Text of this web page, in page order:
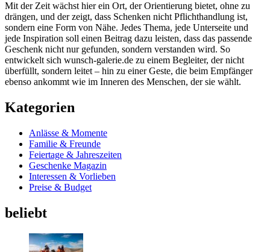
Mit der Zeit wächst hier ein Ort, der Orientierung bietet, ohne zu
drängen, und der zeigt, dass Schenken nicht Pflichthandlung ist,
sondern eine Form von Nähe. Jedes Thema, jede Unterseite und
jede Inspiration soll einen Beitrag dazu leisten, dass das passende
Geschenk nicht nur gefunden, sondern verstanden wird. So
entwickelt sich wunsch-galerie.de zu einem Begleiter, der nicht
überfüllt, sondern leitet – hin zu einer Geste, die beim Empfänger
ebenso ankommt wie im Inneren des Menschen, der sie wählt.
Kategorien
Anlässe & Momente
Familie & Freunde
Feiertage & Jahreszeiten
Geschenke Magazin
Interessen & Vorlieben
Preise & Budget
beliebt